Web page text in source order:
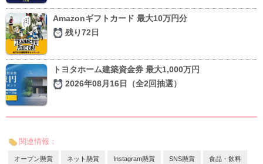
Amazonギフトカード 最大10万円分
残り72日
トヨタホーム建築資金券 最大1,000万円
2026年08月16日（全2回抽選）
関連情報：
オープン懸賞 ネット懸賞 Instagram懸賞 SNS懸賞 食品・飲料